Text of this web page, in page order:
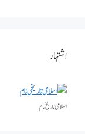
اشتہار
اسلامی تاریخٰ نام